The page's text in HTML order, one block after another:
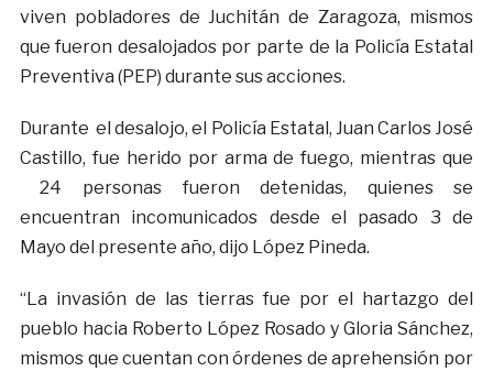
viven pobladores de Juchitán de Zaragoza, mismos
que fueron desalojados por parte de la Policía Estatal
Preventiva (PEP) durante sus acciones.
Durante el desalojo, el Policía Estatal, Juan Carlos José
Castillo, fue herido por arma de fuego, mientras que
24 personas fueron detenidas, quienes se
encuentran incomunicados desde el pasado 3 de
Mayo del presente año, dijo López Pineda.
“La invasión de las tierras fue por el hartazgo del
pueblo hacia Roberto López Rosado y Gloria Sánchez,
mismos que cuentan con órdenes de aprehensión por